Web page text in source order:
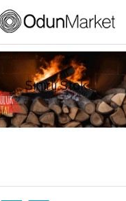
Sınırlı Stok